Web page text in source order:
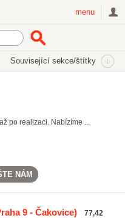
menu
Související sekce/štítky
po realizaci. Nabízíme ...
NÁM
9 - Čakovice)
77,42